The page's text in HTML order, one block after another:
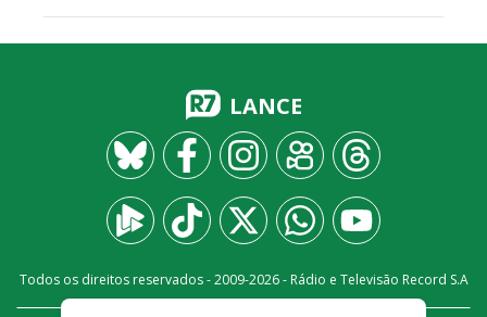
LANCE
Todos os direitos reservados - 2009-2026- Rádio e Televisão Record S.A